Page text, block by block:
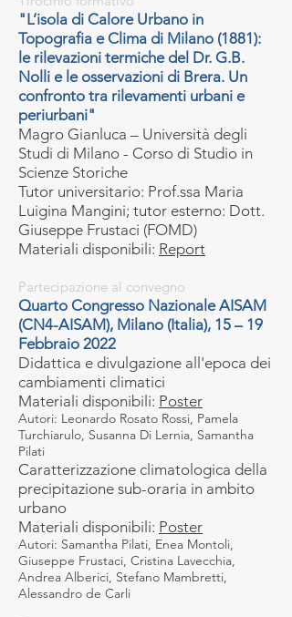
"L’isola di Calore Urbano in
Topografia e Clima di Milano (1881):
le rilevazioni termiche del Dr. G.B.
Nolli e le osservazioni di Brera. Un
confronto tra rilevamenti urbani e
periurbani"
Magro Gianluca – Università degli
Studi di Milano - Corso di Studio in
Scienze Storiche
Tutor universitario: Prof.ssa Maria
Luigina Mangini; tutor esterno: Dott.
Giuseppe Frustaci (FOMD)
Materiali disponibili: Report
Partecipazione al convegno
Quarto Congresso Nazionale AISAM
(CN4-AISAM), Milano (Italia), 15 – 19
Febbraio 2022
Didattica e divulgazione all'epoca dei
cambiamenti climatici
Materiali disponibili: Poster
Autori: Leonardo Rosato Rossi, Pamela
Turchiarulo, Susanna Di Lernia, Samantha
Pilati
Caratterizzazione climatologica della
precipitazione sub-oraria in ambito
urbano
Materiali disponibili: Poster
Autori: Samantha Pilati, Enea Montoli,
Giuseppe Frustaci, Cristina Lavecchia,
Andrea Alberici, Stefano Mambretti,
Alessandro de Carli